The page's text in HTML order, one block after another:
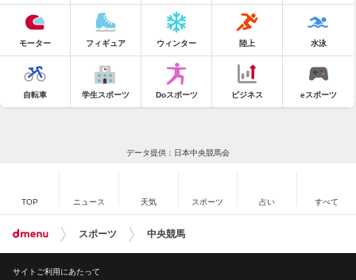
モーター フィギュア ウィンター 陸上 水泳
自転車 学生スポーツ Doスポーツ ビジネス eスポーツ
データ提供：日本中央競馬会
TOP ニュース 天気 スポーツ 占い すべて
スポーツ 中央競馬
サイトご利用にあたって